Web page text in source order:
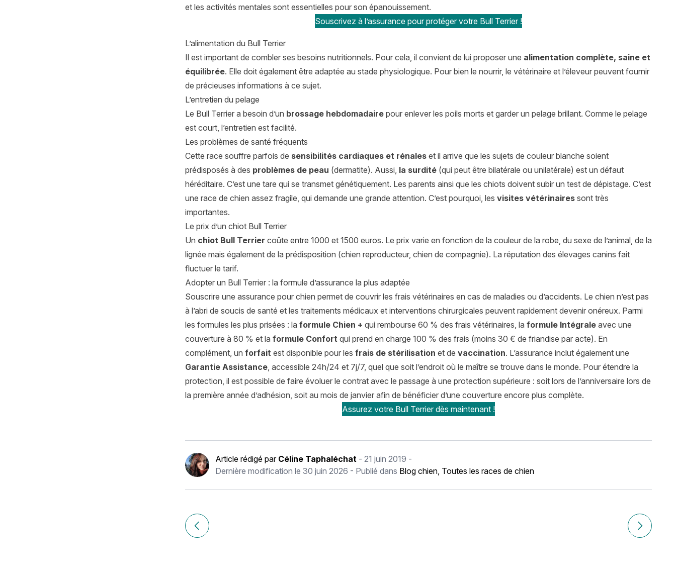
et les activités mentales sont essentielles pour son épanouissement.
Souscrivez à l’assurance pour protéger votre Bull Terrier !
L’alimentation du Bull Terrier
Il est important de combler ses besoins nutritionnels. Pour cela, il convient de lui proposer une alimentation complète, saine et
équilibrée. Elle doit également être adaptée au stade physiologique. Pour bien le nourrir, le vétérinaire et l’éleveur peuvent fournir
de précieuses informations à ce sujet.
L’entretien du pelage
Le Bull Terrier a besoin d’un brossage hebdomadaire pour enlever les poils morts et garder un pelage brillant. Comme le pelage
est court, l’entretien est facilité.
Les problèmes de santé fréquents
Cette race souffre parfois de sensibilités cardiaques et rénales et il arrive que les sujets de couleur blanche soient
prédisposés à des problèmes de peau (dermatite). Aussi, la surdité (qui peut être bilatérale ou unilatérale) est un défaut
héréditaire. C’est une tare qui se transmet génétiquement. Les parents ainsi que les chiots doivent subir un test de dépistage. C’est
une race de chien assez fragile, qui demande une grande attention. C’est pourquoi, les visites vétérinaires sont très
importantes.
Le prix d’un chiot Bull Terrier
Un chiot Bull Terrier coûte entre 1000 et 1500 euros. Le prix varie en fonction de la couleur de la robe, du sexe de l’animal, de la
lignée mais également de la prédisposition (chien reproducteur, chien de compagnie). La réputation des élevages canins fait
fluctuer le tarif.
Adopter un Bull Terrier : la formule d’assurance la plus adaptée
Souscrire une assurance pour chien permet de couvrir les frais vétérinaires en cas de maladies ou d’accidents. Le chien n’est pas
à l’abri de soucis de santé et les traitements médicaux et interventions chirurgicales peuvent rapidement devenir onéreux. Parmi
les formules les plus prisées : la formule Chien + qui rembourse 60 % des frais vétérinaires, la formule Intégrale avec une
couverture à 80 % et la formule Confort qui prend en charge 100 % des frais (moins 30 € de friandise par acte). En
complément, un forfait est disponible pour les frais de stérilisation et de vaccination. L’assurance inclut également une
Garantie Assistance, accessible 24h/24 et 7j/7, quel que soit l’endroit où le maître se trouve dans le monde. Pour étendre la
protection, il est possible de faire évoluer le contrat avec le passage à une protection supérieure : soit lors de l’anniversaire lors de
la première année d’adhésion, soit au mois de janvier afin de bénéficier d’une couverture encore plus complète.
Assurez votre Bull Terrier dès maintenant !
Article rédigé par Céline Taphaléchat - 21 juin 2019 -
Dernière modification le 30 juin 2026 - Publié dans Blog chien, Toutes les races de chien
Navigation
de
Article précédent Bouvier de l’Entlebuch : histoire, caractère, alimentation, entretien, santé et assurance Article